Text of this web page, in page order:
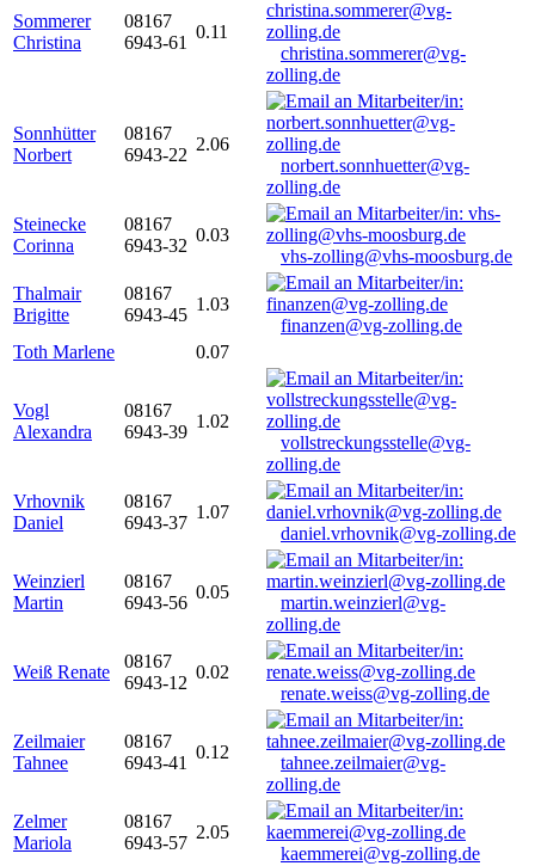
Sommerer
Christina
08167
6943-61
0.11
christina.sommerer@vg-
zolling.de
Sonnhütter
Norbert
08167
6943-22
2.06
norbert.sonnhuetter@vg-
zolling.de
Steinecke
Corinna
08167
6943-32
0.03
vhs-zolling@vhs-moosburg.de
Thalmair
Brigitte
08167
6943-45
1.03
finanzen@vg-zolling.de
Toth Marlene
0.07
Vogl
Alexandra
08167
6943-39
1.02
vollstreckungsstelle@vg-
zolling.de
Vrhovnik
Daniel
08167
6943-37
1.07
daniel.vrhovnik@vg-zolling.de
Weinzierl
Martin
08167
6943-56
0.05
martin.weinzierl@vg-
zolling.de
Weiß Renate
08167
6943-12
0.02
renate.weiss@vg-zolling.de
Zeilmaier
Tahnee
08167
6943-41
0.12
tahnee.zeilmaier@vg-
zolling.de
Zelmer
Mariola
08167
6943-57
2.05
kaemmerei@vg-zolling.de